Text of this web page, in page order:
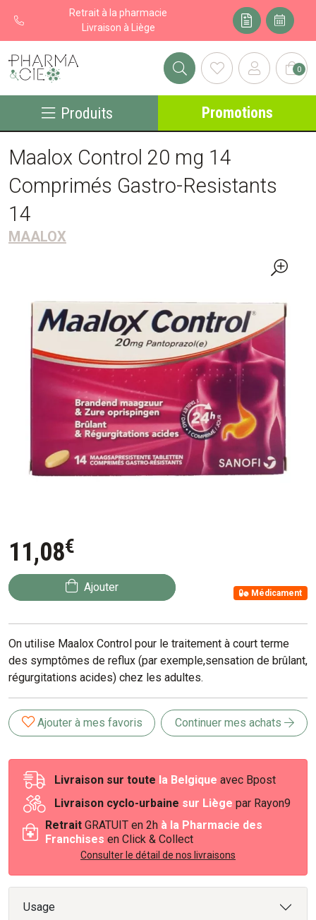
Retrait à la pharmacie
Livraison à Liège
Pharma&cie - Pharmacie des Franchises Votre export 0
Produits Promotions
Maalox Control 20 mg 14
Comprimés Gastro-Resistants
14
MAALOX
11,08€
Ajouter Médicament
On utilise Maalox Control pour le traitement à court terme
des symptômes de reflux (par exemple,sensation de brûlant,
régurgitations acides) chez les adultes.
Ajouter à mes favoris Continuer mes achats
Livraison sur toute la Belgique avec Bpost
Livraison cyclo-urbaine sur Liège par Rayon9
Retrait GRATUIT en 2h à la Pharmacie des
Franchises en Click & Collect
Consulter le détail de nos livraisons
Usage